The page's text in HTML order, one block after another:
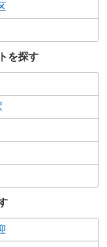
を探す